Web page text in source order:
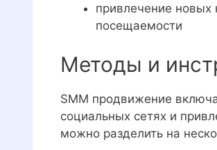
привлечение новых
посещаемости
Методы и
SMM продвижение
социальных сетях и
можно разделить на